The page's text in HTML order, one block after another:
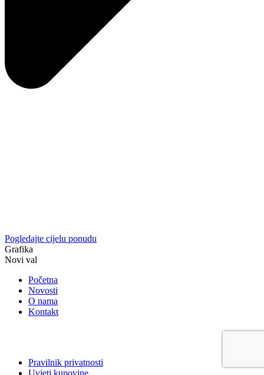
Pogledajte cijelu ponudu
Grafika
Novi val
Početna
Novosti
O nama
Kontakt
Pravilnik privatnosti
Uvjeti kupovine